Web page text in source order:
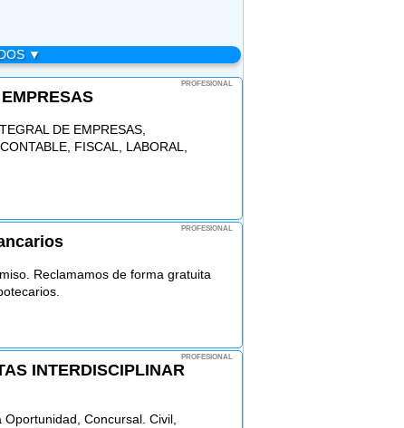
▼
PROFESIONAL
DE EMPRESAS,
FISCAL, LABORAL,
PROFESIONAL
Reclamamos de forma gratuita
PROFESIONAL
INTERDISCIPLINAR
Concursal. Civil,